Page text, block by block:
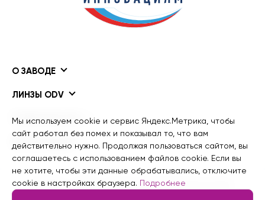
О ЗАВОДЕ
ЛИНЗЫ ODV
ПОКРЫТИЯ ODV
ИНФОРМАЦИЯ
© 2015 - 2026 гг. Завод рецептурной оптики
Мы используем cookie и сервис Яндекс.Метрика, чтобы
сайт работал без помех и показывал то, что вам
действительно нужно. Продолжая пользоваться сайтом, вы
соглашаетесь с использованием файлов cookie. Если вы
не хотите, чтобы эти данные обрабатывались, отключите
cookie в настройках браузера. Подробнее